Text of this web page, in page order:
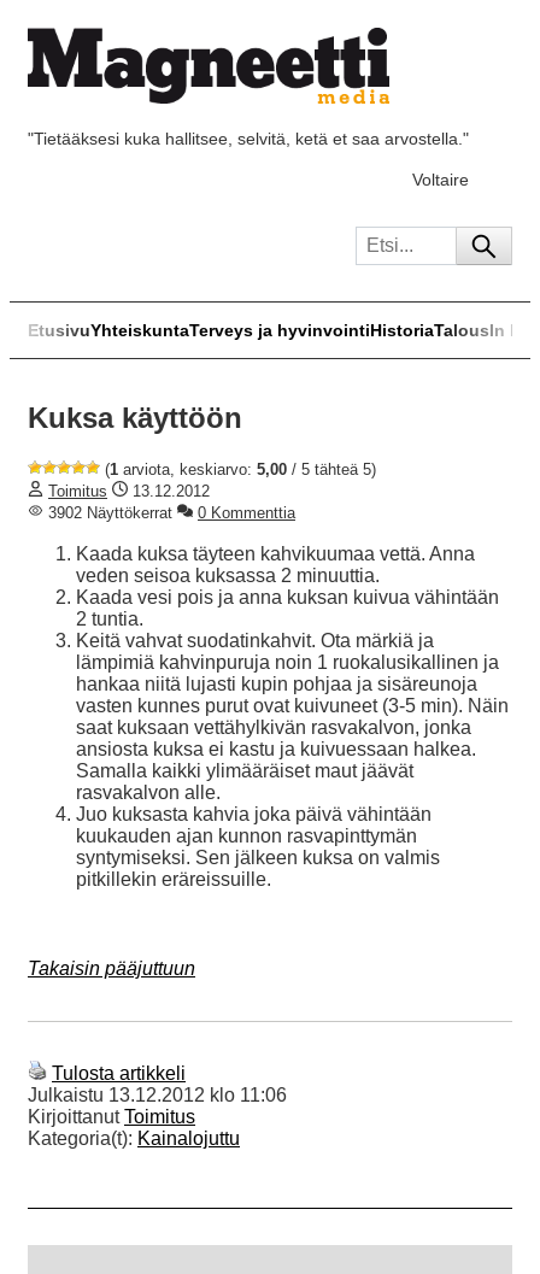
"Tietääksesi kuka hallitsee, selvitä, ketä et saa arvostella."
Voltaire
EtusivuYhteiskuntaTerveys ja hyvinvointiHistoriaTalousIn
Kuksa käyttöön
(1 arviota, keskiarvo: 5,00 / 5 tähteä 5)
Toimitus
13.12.2012
3902 Näyttökerrat
0 Kommenttia
Kaada kuksa täyteen kahvikuumaa vettä. Anna
veden seisoa kuksassa 2 minuuttia.
Kaada vesi pois ja anna kuksan kuivua vähintään
2 tuntia.
Keitä vahvat suodatinkahvit. Ota märkiä ja
lämpimiä kahvinpuruja noin 1 ruokalusikallinen ja
hankaa niitä lujasti kupin pohjaa ja sisäreunoja
vasten kunnes purut ovat kuivuneet (3-5 min). Näin
saat kuksaan vettähylkivän rasvakalvon, jonka
ansiosta kuksa ei kastu ja kuivuessaan halkea.
Samalla kaikki ylimääräiset maut jäävät
rasvakalvon alle.
Juo kuksasta kahvia joka päivä vähintään
kuukauden ajan kunnon rasvapinttymän
syntymiseksi. Sen jälkeen kuksa on valmis
pitkillekin eräreissuille.
Takaisin pääjuttuun
Tulosta artikkeli
Julkaistu 13.12.2012 klo 11:06
KirjoittanutToimitus
Kategoria(t): Kainalojuttu